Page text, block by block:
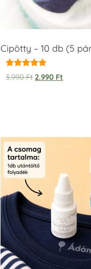
Cipötty – 10 db (5
Értékelés:
5.00
3.990Ft 2.990 Ft